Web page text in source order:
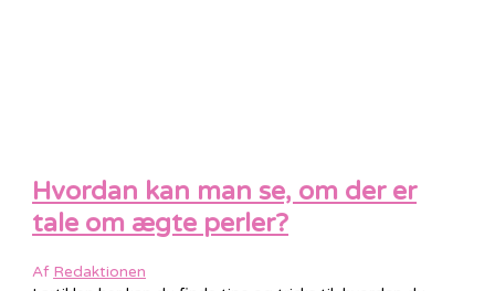
Hvordan kan man se, om der er
tale om ægte perler?
Af Redaktionen